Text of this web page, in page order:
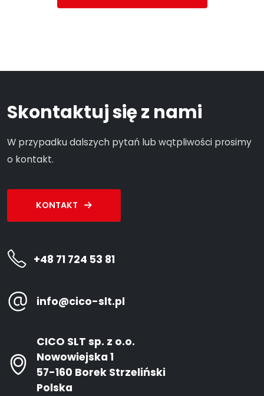
Skontaktuj się z nami
W przypadku dalszych pytań lub wątpliwości prosimy
o kontakt.
KONTAKT
+48 71 724 53 81
info@cico-slt.pl
CICO SLT sp. z o.o.
Nowowiejska 1
57-160 Borek Strzeliński
Polska